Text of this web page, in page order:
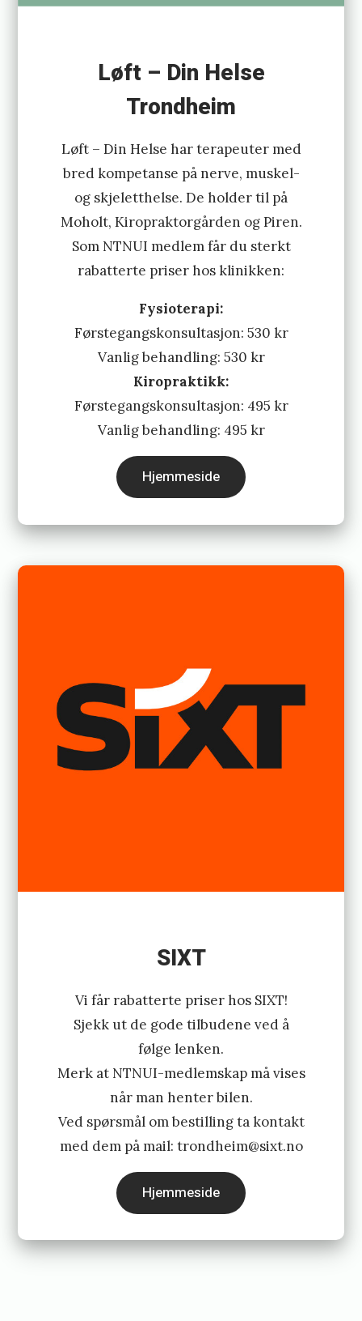
Løft – Din Helse
Trondheim
Løft – Din Helse har terapeuter med
bred kompetanse på nerve, muskel-
og skjeletthelse. De holder til på
Moholt, Kiropraktorgården og Piren.
Som NTNUI medlem får du sterkt
rabatterte priser hos klinikken:
Fysioterapi:
Førstegangskonsultasjon: 530 kr
Vanlig behandling: 530 kr
Kiropraktikk:
Førstegangskonsultasjon: 495 kr
Vanlig behandling: 495 kr
Hjemmeside
SIXT
Vi får rabatterte priser hos SIXT!
Sjekk ut de gode tilbudene ved å
følge lenken.
Merk at NTNUI-medlemskap må vises
når man henter bilen.
Ved spørsmål om bestilling ta kontakt
med dem på mail: trondheim@sixt.no
Hjemmeside